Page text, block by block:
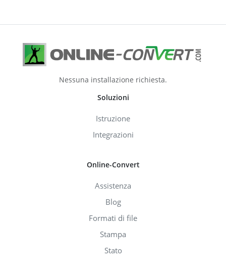
Nessuna installazione richiesta.
Soluzioni
Istruzione
Integrazioni
Online-Convert
Assistenza
Blog
Formati di file
Stampa
Stato